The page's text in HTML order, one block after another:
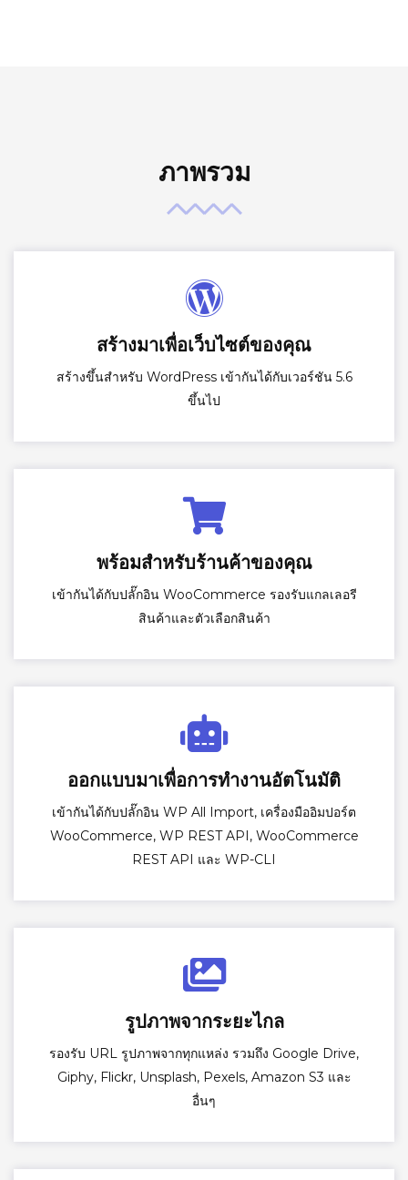
ภาพรวม
สร้างมาเพื่อเว็บไซต์ของคุณ
สร้างขึ้นสำหรับ WordPress เข้ากันได้กับเวอร์ชัน 5.6
ขึ้นไป
พร้อมสำหรับร้านค้าของคุณ
เข้ากันได้กับปลั๊กอิน WooCommerce รองรับแกลเลอรี
สินค้าและตัวเลือกสินค้า
ออกแบบมาเพื่อการทำงานอัตโนมัติ
เข้ากันได้กับปลั๊กอิน WP All Import, เครื่องมืออิมปอร์ต
WooCommerce, WP REST API, WooCommerce
REST API และ WP-CLI
รูปภาพจากระยะไกล
รองรับ URL รูปภาพจากทุกแหล่ง รวมถึง Google Drive,
Giphy, Flickr, Unsplash, Pexels, Amazon S3 และ
อื่นๆ